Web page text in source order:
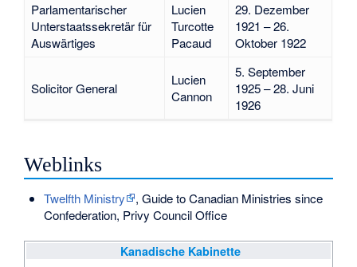
Parlamentarischer
Unterstaatssekretär für
Auswärtiges
Lucien
Turcotte
Pacaud
29. Dezember
1921 – 26.
Oktober 1922
Solicitor General
Lucien
Cannon
5. September
1925 – 28. Juni
1926
Weblinks
Twelfth Ministry
, Guide to Canadian Ministries since
Confederation, Privy Council Office
Kanadische Kabinette